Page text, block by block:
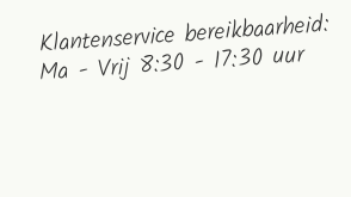
Klantenservice bereikbaarheid:
Ma - Vrij 8:30 - 17:30 uur